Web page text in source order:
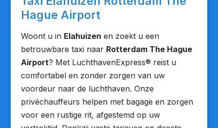
Hague Airport
Woont u in Elahuizen en zoekt u een
betrouwbare taxi naar Rotterdam The Hague
Airport? Met LuchthavenExpress® reist u
comfortabel en zonder zorgen van uw
voordeur naar de luchthaven. Onze
privéchauffeurs helpen met bagage en zorgen
voor een rustige rit, afgestemd op uw